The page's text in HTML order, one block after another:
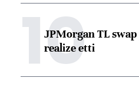
10
JPMorgan TL swap
realize etti